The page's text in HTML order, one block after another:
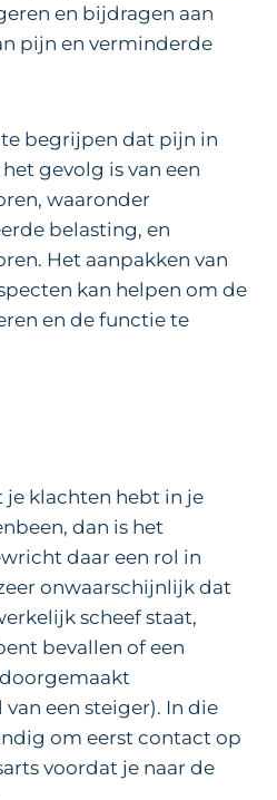
en bijdragen aan
pijn en verminderde
begrijpen dat pijn in
gevolg is van een
waaronder
belasting, en
Het aanpakken van
kan helpen om de
en de functie te
je klachten hebt in je
dan is het
daar een rol in
onwaarschijnlijk dat
scheef staat,
bevallen of een
een steiger). In die
om eerst contact op
voordat je naar de